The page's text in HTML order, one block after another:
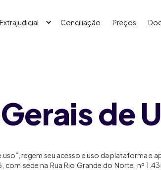
Conciliação Preços
de
regem seu acesso e uso da plataforma e
sede na Rua Rio Grande do Norte, nº